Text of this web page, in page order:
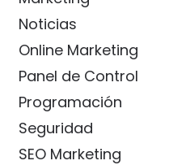
Noticias
Online Marketing
Panel de Control
Programación
Seguridad
SEO Marketing